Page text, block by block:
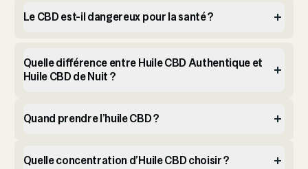
Le CBD est-il dangereux pour la santé ?
Quelle différence entre Huile CBD Authentique et
Huile CBD de Nuit ?
Quand prendre l’huile CBD ?
Quelle concentration d’Huile CBD choisir ?